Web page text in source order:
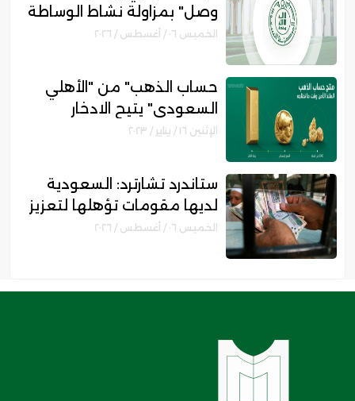
وصل" بمزاولة نشاط الوساطة
الرقمية لجهات التمويل
الخميس ٠٦ / أغسطس / ٢٠٢٦
حساب الذهب" من "الأهلي
السعودي" يتيح الادخار
والاستثمار في الذهب .. تعرف
الإثنين ١٦ / يناير / ٢٠٢٣
ستاندرد تشارترد: السعودية
لديها مقومات تؤهلها لتعزيز
مكانتها بمجال التمويل
الخميس ٠٦ / أغسطس / ٢٠٢٦